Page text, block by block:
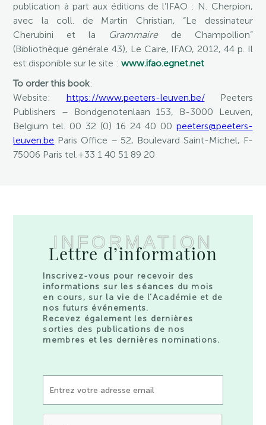
publication à part aux éditions de l’IFAO : N. Cherpion,
avec la coll. de Martin Christian, “Le dessinateur
Cherubini et la
Grammairede Champollion”
(Bibliothèque générale 43), Le Caire, IFAO, 2012, 44 p. Il
est disponible sur le site :www.ifao.egnet.net
To order this book:
Website: https://www.peeters-leuven.be/Peeters
Publishers – Bondgenotenlaan 153, B-3000 Leuven,
Belgium tel. 00 32 (0) 16 24 40 00 peeters@peeters-
leuven.be Paris Office – 52, Boulevard Saint-Michel, F-
75006 Paris tel.+33 1 40 51 89 20
INFORMATION
Lettre d’information
Inscrivez-vous pour recevoir des
informations sur les séances du mois
en cours, sur la vie de l’Académie et de
nos futurs événements.
Recevez également les dernières
sorties des publications de nos
membres et les dernières nominations.